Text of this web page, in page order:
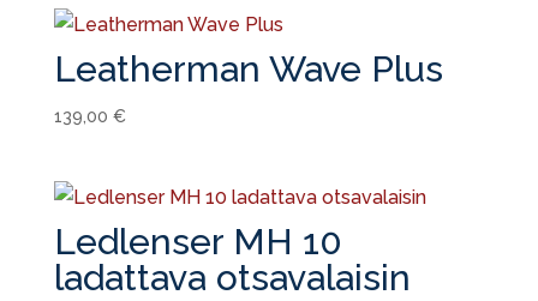
Leatherman Wave Plus
139,00 €
Ledlenser MH 10
ladattava otsavalaisin